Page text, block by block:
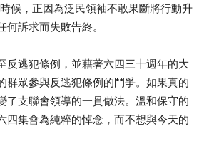
候，正因為泛民領袖不敢果斷將行動升
訴求而失敗告終。
反逃犯條例，並藉著六四三十週年的大
群眾參與反逃犯條例的鬥爭。如果真的
了支聯會領導的一貫做法。溫和保守的
四集會為純粹的悼念，而不想與今天的